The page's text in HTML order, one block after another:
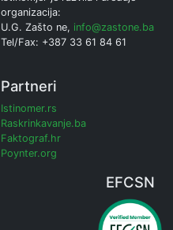
organizacija:
U.G. Zašto ne, info@zastone.ba
Tel/Fax: +387 33 61 84 61
Partneri
Istinomer.rs
Raskrinkavanje.ba
Faktograf.hr
Poynter.org
EFCSN